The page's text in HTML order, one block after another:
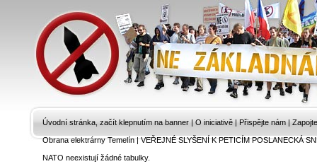
Úvodní stránka, začít klepnutím na banner | O iniciativě | Přispějte nám |
Obrana elektrárny Temelín|VEŘEJNÉ SLYŠENÍ K PETICÍM POSLANECKÁ
NATO neexistují žádné tabulky.